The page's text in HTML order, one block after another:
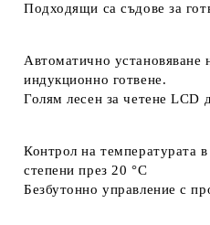
Подходящи са съдове за
Автоматично установяване
индукционно готвене.
Голям лесен за четене LCD
Контрол на температурата
степени през 20 °C
Безбутонно управление с